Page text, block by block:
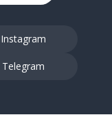
Instagram
Telegram